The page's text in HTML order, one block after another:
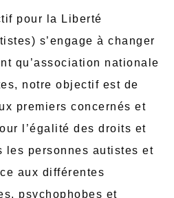
pour la Liberté
s’engage à changer
qu’association nationale
notre objectif est de
premiers concernés et
l’égalité des droits et
les personnes autistes et
aux différentes
psychophobes et